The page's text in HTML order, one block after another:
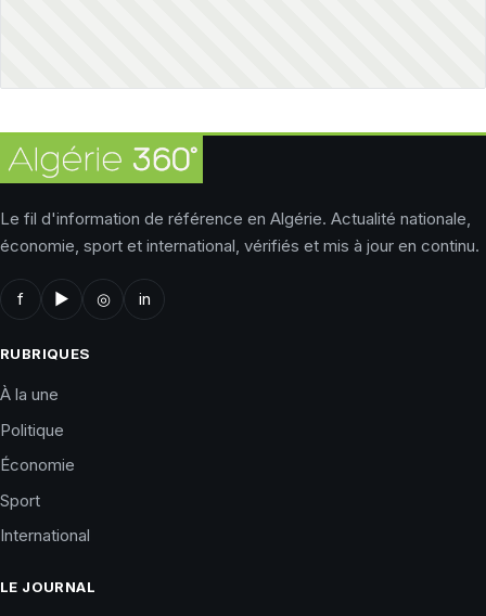
Le fil d'information de référence en Algérie. Actualité nationale,
économie, sport et international, vérifiés et mis à jour en continu.
f ▶ ◎ in
RUBRIQUES
À la une
Politique
Économie
Sport
International
LE JOURNAL